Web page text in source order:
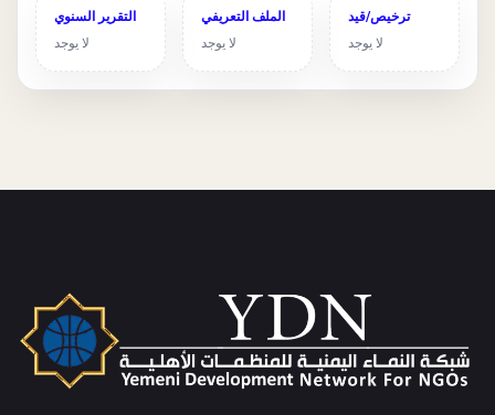
ترخيص/قيد
لا يوجد
الملف التعريفي
لا يوجد
التقرير السنوي
لا يوجد